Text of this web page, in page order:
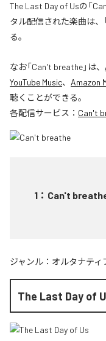
The Last Day of Usの「
タル配信された楽曲は、
る。
なお「Can't breathe」は、
YouTube Music、 Amazon
聴くことができる。
各配信サービス： Can't
1 ： Can't
ジャンル： オルタナティ
The Last Day of